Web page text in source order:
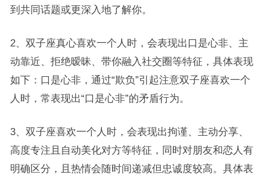
到共同话题或更深入地了解你。
2、双子座真心喜欢一个人时，会表现出口是心非、主
动靠近、拒绝暧昧、带你融入社交圈等特征，具体表现
如下：口是心非，通过“欺负”引起注意双子座喜欢一个
人时，常表现出“口是心非”的矛盾行为。
3、双子座喜欢一个人时，会表现出拘谨、主动分享、
高度专注且自动美化对方等特征，同时对朋友和恋人有
明确区分，且热情会随时间递减但忠诚度较高。具体表